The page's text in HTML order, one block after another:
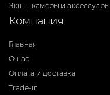
Экшн-камеры и аксессуары
Компания
Главная
О нас
Оплата и доставка
Trade-in